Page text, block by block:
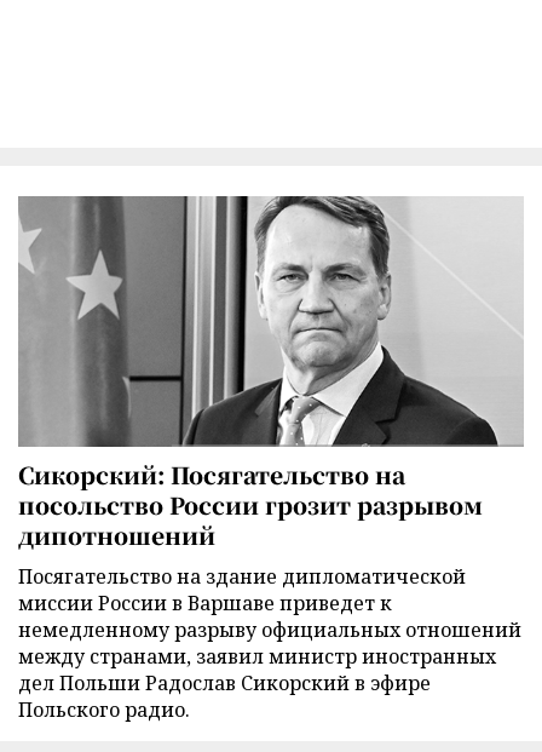
Сикорский: Посягательство на
посольство России грозит разрывом
дипотношений
Посягательство на здание дипломатической
миссии России в Варшаве приведет к
немедленному разрыву официальных отношений
между странами, заявил министр иностранных
дел Польши Радослав Сикорский в эфире
Польского радио.